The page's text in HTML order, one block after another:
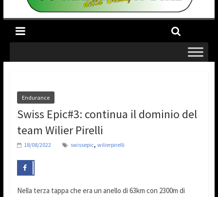
Endurance
Swiss Epic#3: continua il dominio del
team Wilier Pirelli
18/08/2022 swissepic, wilierpirelli
Nella terza tappa che era un anello di 63km con 2300m di